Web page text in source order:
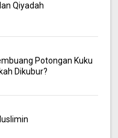
Qiyadah
Potongan Kuku
Dikubur?